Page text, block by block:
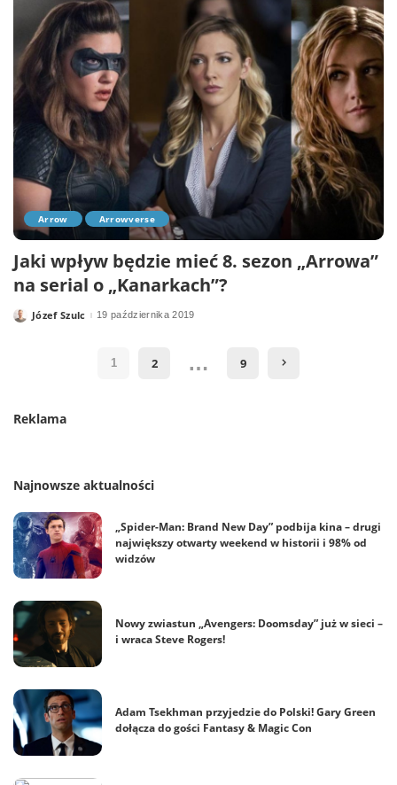
Arrow Arrowverse
Jaki wpływ będzie mieć 8. sezon „Arrowa”
na serial o „Kanarkach”?
PostedJózef Szulc 19 października 2019
1 2 … 9
Reklama
Najnowsze aktualności
„Spider-Man: Brand New Day” podbija kina – drugi
największy otwarty weekend w historii i 98% od
widzów
Nowy zwiastun „Avengers: Doomsday” już w sieci –
i wraca Steve Rogers!
Adam Tsekhman przyjedzie do Polski! Gary Green
dołącza do gości Fantasy & Magic Con